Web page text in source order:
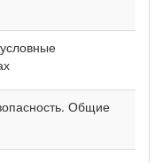
Общие